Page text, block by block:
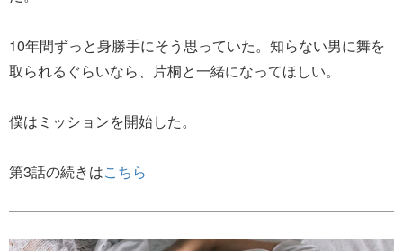
10年間ずっと身勝手にそう思っていた。知らない男に舞を
取られるぐらいなら、片桐と一緒になってほしい。
僕はミッションを開始した。
第3話の続きはこちら